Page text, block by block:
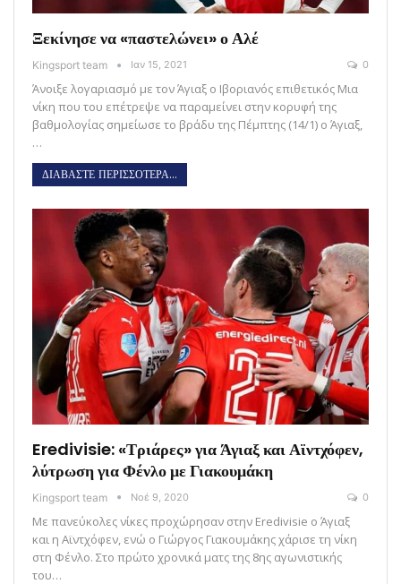
Ξεκίνησε να «παστελώνει» ο Αλέ
Kingsport team Ιαν 15, 2021 0
Άνοιξε λογαριασμό με τον Άγιαξ ο Ιβοριανός επιθετικός Μια
νίκη που του επέτρεψε να παραμείνει στην κορυφή της
βαθμολογίας σημείωσε το βράδυ της Πέμπτης (14/1) ο Άγιαξ,
…
ΔΙΑΒΑΣΤΕ ΠΕΡΙΣΣΟΤΕΡΑ...
Eredivisie: «Τριάρες» για Άγιαξ και Αϊντχόφεν,
λύτρωση για Φένλο με Γιακουμάκη
Kingsport team Νοέ 9, 2020 0
Με πανεύκολες νίκες προχώρησαν στην Eredivisie ο Άγιαξ
και η Αϊντχόφεν, ενώ ο Γιώργος Γιακουμάκης χάρισε τη νίκη
στη Φένλο. Στο πρώτο χρονικά ματς της 8ης αγωνιστικής
του…